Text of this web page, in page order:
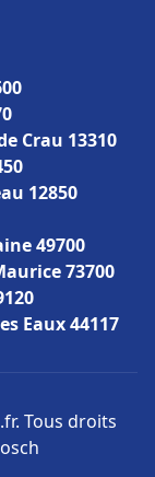
Crau 13310
12850
49700
73700
Eaux 44117
Tous droits